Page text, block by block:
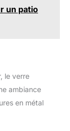
un patio
le verre
ambiance
en métal